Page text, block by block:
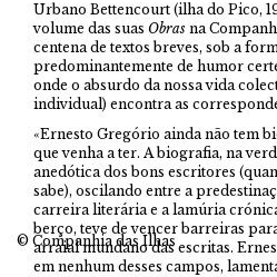
Urbano Bettencourt (ilha do Pico,
volume das suas Obras na
centena de textos breves, sob a
predominantemente de humor
onde o absurdo da nossa vida
individual) encontra as
«Ernesto Gregório ainda não tem
que venha a ter. A biografia, na
anedótica dos bons escritores
sabe), oscilando entre a
carreira literária e a lamúria
berço, teve de vencer barreiras
arraial mundano das escritas.
em nenhum desses campos,
© Companhia das Ilhas